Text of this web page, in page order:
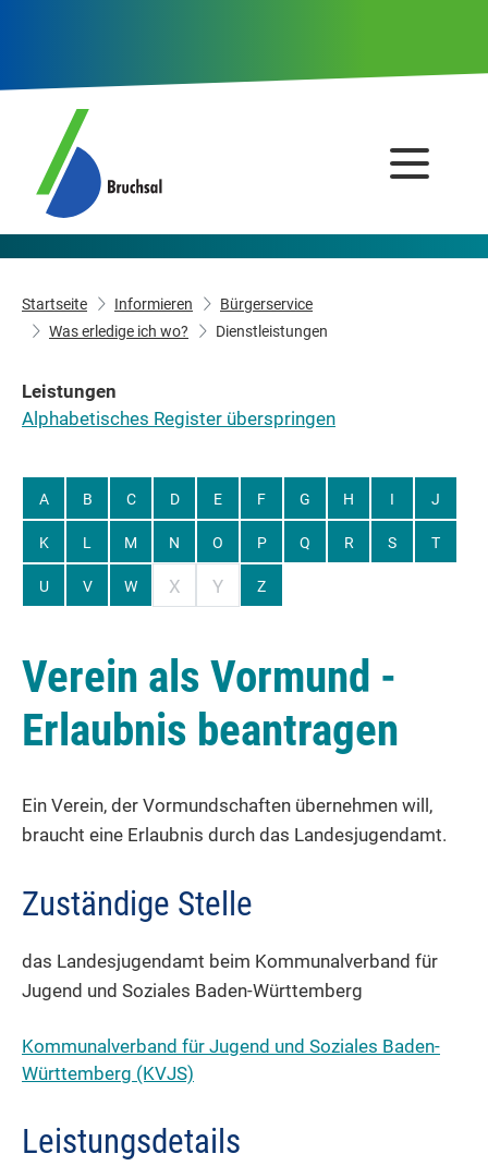
Startseite Informieren
Bürgerservice
Was erledige ich wo?
Dienstleistungen
Leistungen
Alphabetisches Register überspringen
A B C D E F G H I J
K L M N O P Q R S T
U V W X Y Z
Verein als Vormund -
Erlaubnis beantragen
Ein Verein, der Vormundschaften übernehmen will,
braucht eine Erlaubnis durch das Landesjugendamt.
Zuständige Stelle
das Landesjugendamt beim Kommunalverband für
Jugend und Soziales Baden-Württemberg
Kommunalverband für Jugend und Soziales Baden-
Württemberg (KVJS)
Leistungsdetails